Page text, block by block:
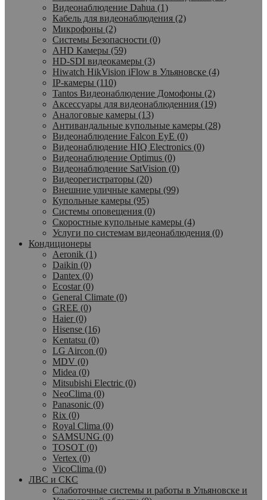
Видеонаблюдение Dahua (1)
Кабель для видеонаблюдения (2)
Микрофоны (2)
Системы Безопасности (0)
AHD Камеры (59)
HD-SDI видеокамеры (3)
Hiwatch HikVision iFlow в Ульяновске (4)
IP-камеры (110)
Tantos Видеонаблюдение Домофоны (2)
Аксессуары для видеонаблюденния (19)
Аналоговые камеры (13)
Антивандальные купольные камеры (28)
Видеонаблюдение Falcon EyE (0)
Видеонаблюдение HIQ Electronics (0)
Видеонаблюдение Optimus (0)
Видеонаблюдение SatVision (0)
Видеорегистраторы (20)
Внешние уличные камеры (99)
Купольные камеры (95)
Системы оповещения (0)
Скоростные купольные камеры (4)
Услуги по системам видеонаблюдения (0)
Кондиционеры
Aeronik (1)
Daikin (0)
Dantex (0)
Ecostar (0)
General Climate (0)
GREE (0)
Haier (0)
Hisense (16)
Kentatsu (0)
LG Aircon (0)
MDV (0)
Midea (0)
Mitsubishi Electric (0)
NeoClima (0)
Panasonic (0)
Rix (0)
Royal Clima (0)
SAMSUNG (0)
TOSOT (0)
Vertex (0)
VicoClima (0)
ЛВС и СКС
Слаботочные системы и работы в Ульяновске и